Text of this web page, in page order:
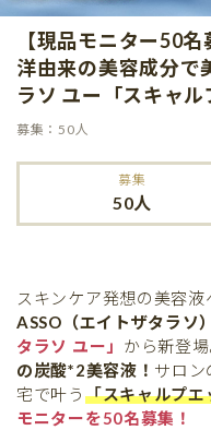
【現品モニター50
洋由来の美容成分で
ラソ ユー「スキャル
募集：50人
募集
50人
スキンケア発想の美容
ASSO（エイトザタラソ）
タラソ ユー」 から新登場
の炭酸*2美容液！ サロン
宅で叶う 「スキャルプエ
モニターを50名募集！